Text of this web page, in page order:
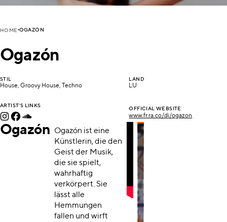
HOME OGAZÓN
Ogazón
STIL
House, Groovy House, Techno
LAND
LU
ARTIST'S LINKS
OFFICIAL WEBSITE
www.fr.ra.co/dj/ogazon
Ogazón
Ogazón ist eine
Künstlerin, die den
Geist der Musik,
die sie spielt,
wahrhaftig
verkörpert. Sie
lässt alle
Hemmungen
fallen und wirft